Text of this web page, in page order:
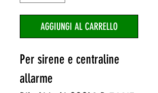
AGGIUNGI AL CARRELLO
Per sirene e centraline
allarme